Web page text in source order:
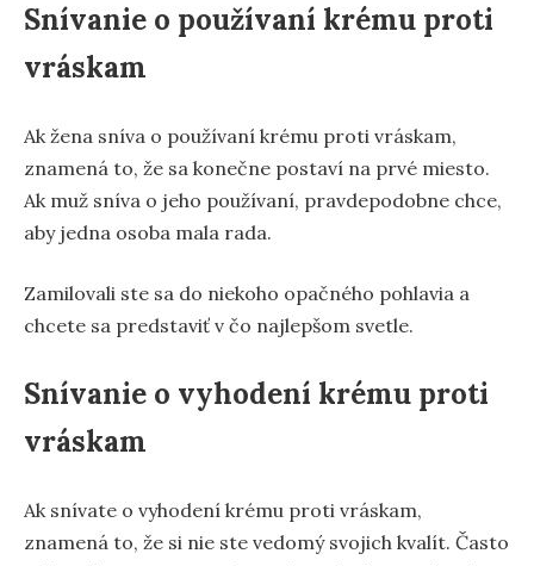
Snívanie o používaní krému proti
vráskam
Ak žena sníva o používaní krému proti vráskam,
znamená to, že sa konečne postaví na prvé miesto.
Ak muž sníva o jeho používaní, pravdepodobne chce,
aby jedna osoba mala rada.
Zamilovali ste sa do niekoho opačného pohlavia a
chcete sa predstaviť v čo najlepšom svetle.
Snívanie o vyhodení krému proti
vráskam
Ak snívate o vyhodení krému proti vráskam,
znamená to, že si nie ste vedomý svojich kvalít. Často